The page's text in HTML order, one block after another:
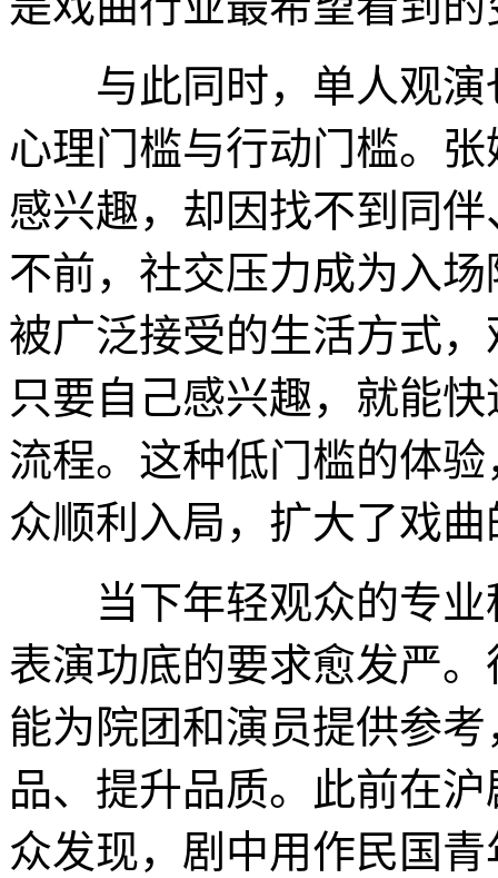
与此同时，单人观演
心理门槛与行动门槛。
感兴趣，却因找不到同
不前，社交压力成为入
被广泛接受的生活方式
只要自己感兴趣，就能
流程。这种低门槛的体
众顺利入局，扩大了戏
当下年轻观众的专业
表演功底的要求愈发严
能为院团和演员提供参
品、提升品质。此前在
众发现，剧中用作民国